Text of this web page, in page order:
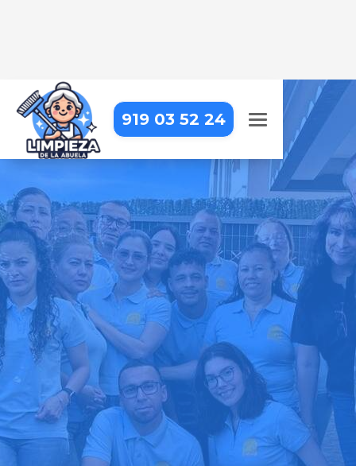
919 03 52 24
EMPRESA DE LIMPIEZA EN
FUENLABRADA
Llevamos la limpieza profesional
hasta tu puerta, para que puedas
centrarte en lo que realmente
importa
Pide tu presupuesto gratis
Llama hoy: 919 03 52 24